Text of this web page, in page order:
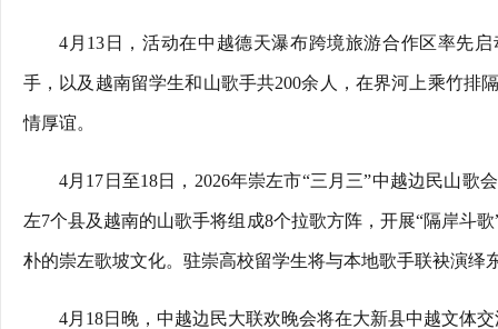
4月13日，活动在中越德天瀑布跨境旅游合作区率先
手，以及越南留学生和山歌手共200余人，在界河上乘竹排
情厚谊。
4月17日至18日，2026年崇左市“三月三”中越边民山
左7个县及越南的山歌手将组成8个拉歌方阵，开展“隔岸斗
朴的崇左歌坡文化。驻崇高校留学生将与本地歌手联袂演绎
4月18日晚，中越边民大联欢晚会将在大新县中越文体